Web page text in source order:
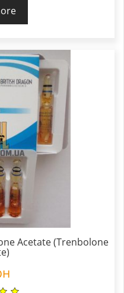
Acetate (Trenbolone